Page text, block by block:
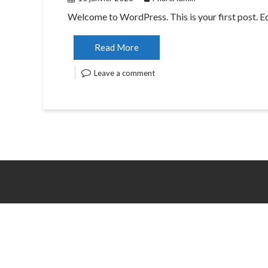
Welcome to WordPress. This is your first post.
Read More
Leave a comment